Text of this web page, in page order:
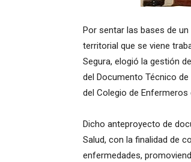
Por sentar las bases de
territorial que se viene
Segura, elogió la gestión
del Documento Técnico
del Colegio de Enfermeros
Dicho anteproyecto de
Salud, con la finalidad de
enfermedades,